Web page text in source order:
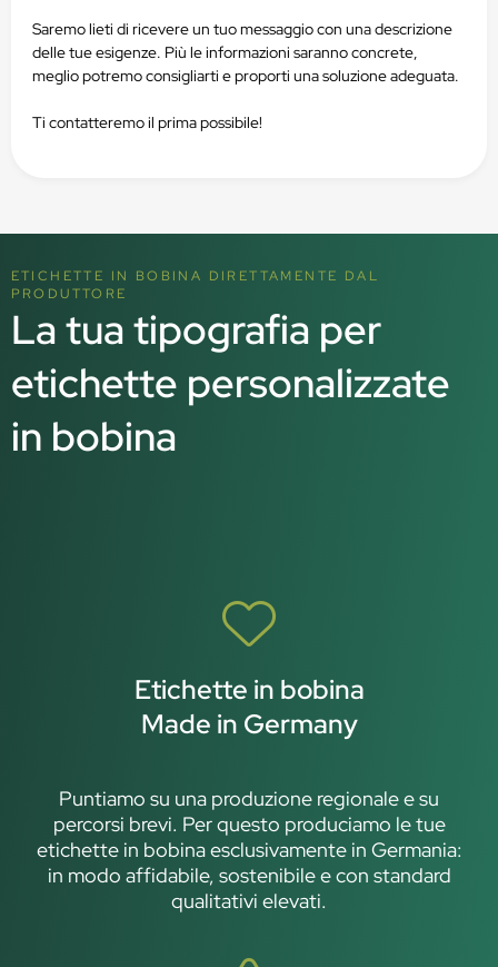
Saremo lieti di ricevere un tuo messaggio con una descrizione
delle tue esigenze. Più le informazioni saranno concrete,
meglio potremo consigliarti e proporti una soluzione adeguata.
Ti contatteremo il prima possibile!
ETICHETTE IN BOBINA DIRETTAMENTE DAL
PRODUTTORE
La tua tipografia per
etichette personalizzate
in bobina
Etichette in bobina
Made in Germany
Puntiamo su una produzione regionale e su
percorsi brevi. Per questo produciamo le tue
etichette in bobina esclusivamente in Germania:
in modo affidabile, sostenibile e con standard
qualitativi elevati.